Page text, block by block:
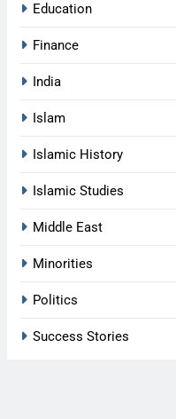
Education
Finance
India
Islam
Islamic History
Islamic Studies
Middle East
Minorities
Politics
Success Stories